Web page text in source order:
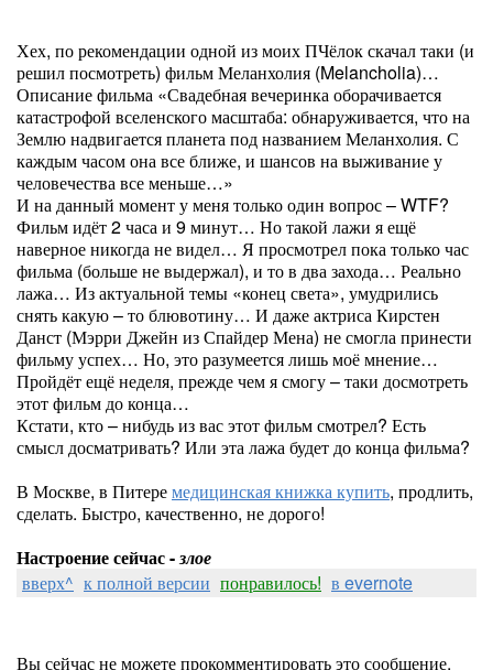
Хех, по рекомендации одной из моих ПЧёлок скачал таки (и
решил посмотреть) фильм Меланхолия (Melancholia)…
Описание фильма «Свадебная вечеринка оборачивается
катастрофой вселенского масштаба: обнаруживается, что на
Землю надвигается планета под названием Меланхолия. С
каждым часом она все ближе, и шансов на выживание у
человечества все меньше…»
И на данный момент у меня только один вопрос – WTF?
Фильм идёт 2 часа и 9 минут… Но такой лажи я ещё
наверное никогда не видел… Я просмотрел пока только час
фильма (больше не выдержал), и то в два захода… Реально
лажа… Из актуальной темы «конец света», умудрились
снять какую – то блювотину… И даже актриса Кирстен
Данст (Мэрри Джейн из Спайдер Мена) не смогла принести
фильму успех… Но, это разумеется лишь моё мнение…
Пройдёт ещё неделя, прежде чем я смогу – таки досмотреть
этот фильм до конца…
Кстати, кто – нибудь из вас этот фильм смотрел? Есть
смысл досматривать? Или эта лажа будет до конца фильма?
В Москве, в Питеремедицинская книжка купить, продлить,
сделать. Быстро, качественно, не дорого!
Настроение сейчас -злое
вверх^ к полной версии понравилось! в evernote
Вы сейчас не можете прокомментировать это сообщение.